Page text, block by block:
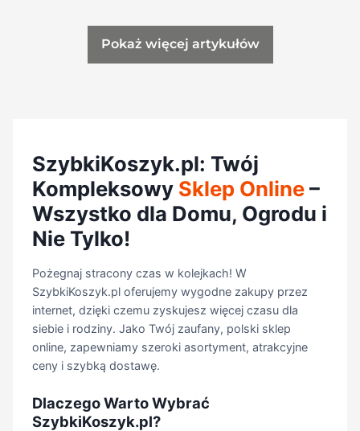
Pokaż więcej artykułów
SzybkiKoszyk.pl: Twój
Kompleksowy Sklep Online–
Wszystko dla Domu, Ogrodu i
Nie Tylko!
Pożegnaj stracony czas w kolejkach! W
SzybkiKoszyk.pl oferujemy wygodne zakupy przez
internet, dzięki czemu zyskujesz więcej czasu dla
siebie i rodziny. Jako Twój zaufany, polski sklep
online, zapewniamy szeroki asortyment, atrakcyjne
ceny i szybką dostawę.
Dlaczego Warto Wybrać
SzybkiKoszyk.pl?